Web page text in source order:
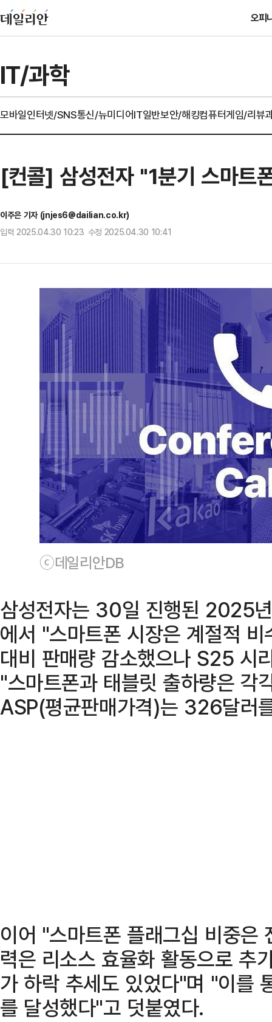
오피
IT/과학
모바일인터넷/SNS통신/뉴미디어IT일반보안/해킹컴퓨터게임/리뷰
[컨콜] 삼성전자 "1분기 스마트
이주은 기자 (jnjes6@dailian.co.kr)
입력 2025.04.30 10:23 수정 2025.04.30 10:41
ⓒ데일리안DB
삼성전자는 30일 진행된 2025
에서 "스마트폰 시장은 계절적
대비 판매량 감소했으나 S25 시
"스마트폰과 태블릿 출하량은
ASP(평균판매가격)는 326달러
이어 "스마트폰 플래그십 비중은
력은 리소스 효율화 활동으로 추
가 하락 추세도 있었다"며 "이를
를 달성했다"고 덧붙였다.